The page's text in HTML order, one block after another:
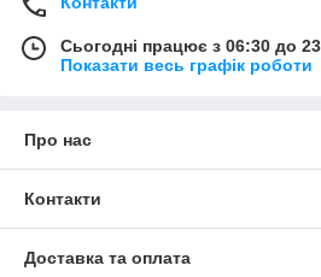
Сьогодні працює з 06:30 до
Показати весь графік роботи
Про нас
Контакти
Доставка та оплата